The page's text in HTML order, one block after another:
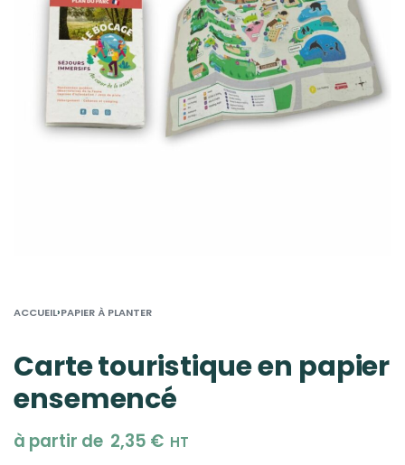
ACCUEIL›PAPIER À PLANTER
Carte touristique en papier
ensemencé
à partir de 2,35 € HT